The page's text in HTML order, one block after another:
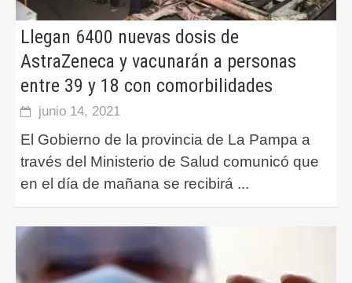
Llegan 6400 nuevas dosis de
AstraZeneca y vacunarán a personas
entre 39 y 18 con comorbilidades
junio 14, 2021
El Gobierno de la provincia de La Pampa a
través del Ministerio de Salud comunicó que
en el día de mañana se recibirá ...